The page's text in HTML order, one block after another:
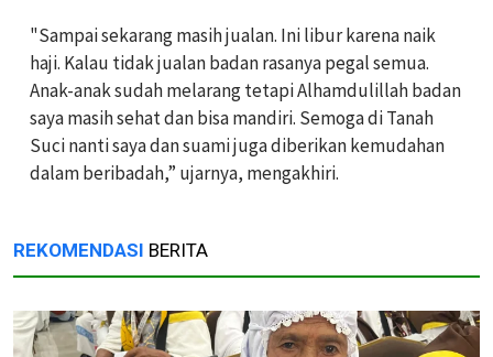
"Sampai sekarang masih jualan. Ini libur karena naik
haji. Kalau tidak jualan badan rasanya pegal semua.
Anak-anak sudah melarang tetapi Alhamdulillah badan
saya masih sehat dan bisa mandiri. Semoga di Tanah
Suci nanti saya dan suami juga diberikan kemudahan
dalam beribadah,” ujarnya, mengakhiri.
REKOMENDASI BERITA